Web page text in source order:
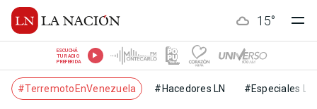
15°
ESCUCHÁ
TU RADIO
PREFERIDA
#TerremotoEnVenezuela #Hacedores LN #Especiales LN